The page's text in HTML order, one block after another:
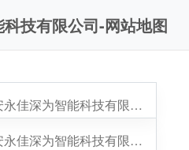
技有限公司-网站地图
产品中心-西安永佳深为智能科技有限公司
解决方案-西安永佳深为智能科技有限公司